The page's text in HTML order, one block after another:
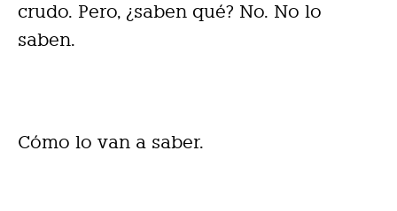
crudo. Pero, ¿saben qué? No. No lo
saben.
Cómo lo van a saber.